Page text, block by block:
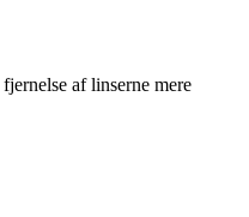
af linserne mere